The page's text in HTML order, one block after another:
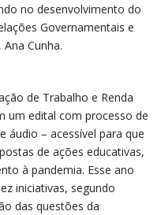
no desenvolvimento do
Governamentais e
Cunha.
de Trabalho e Renda
um edital com processo de
áudio – acessível para que
de ações educativas,
à pandemia. Esse ano
iniciativas, segundo
das questões da